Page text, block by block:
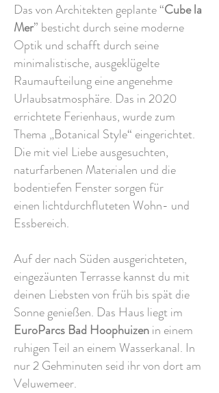
Das von Architekten geplante “Cube la
Mer” besticht durch seine moderne
Optik und schafft durch seine
minimalistische, ausgeklügelte
Raumaufteilung eine angenehme
Urlaubsatmosphäre. Das in 2020
errichtete Ferienhaus, wurde zum
Thema „Botanical Style“ eingerichtet.
Die mit viel Liebe ausgesuchten,
naturfarbenen Materialen und die
bodentiefen Fenster sorgen für
einen lichtdurchflutetenWohn- und
Essbereich.
Auf der nach Süden ausgerichteten,
eingezäunten Terrasse kannst du mit
deinen Liebsten von früh bis spät die
Sonne genießen. Das Haus liegt im
EuroParcs Bad Hoophuizenin einem
ruhigen Teil an einem Wasserkanal. In
nur 2 Gehminuten seid ihr von dort am
Veluwemeer.